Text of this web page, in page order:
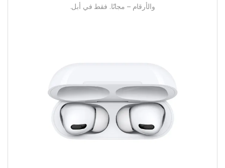
والأرقام – مجانًا. فقط في أبل.